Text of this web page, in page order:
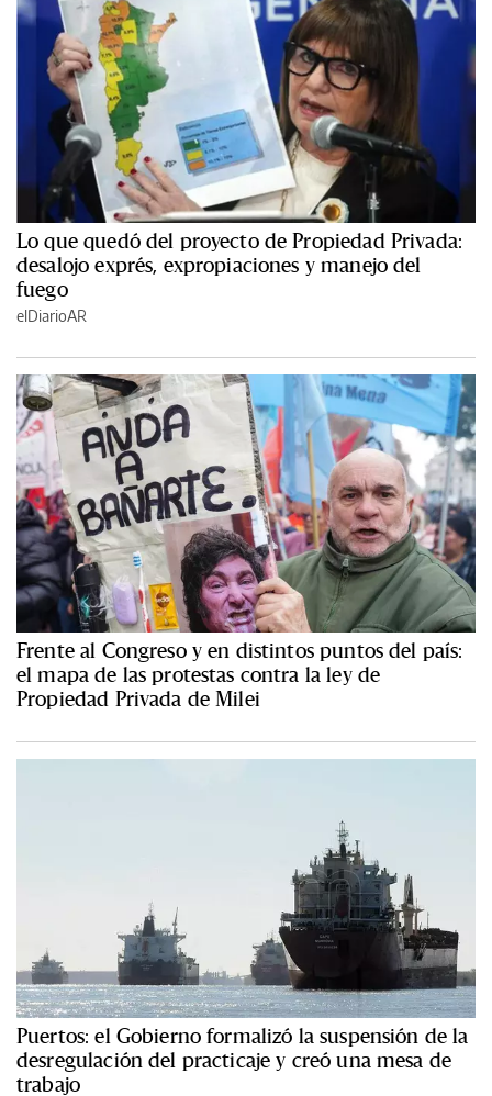
Lo que quedó del proyecto de Propiedad Privada:
desalojo exprés, expropiaciones y manejo del
fuego
elDiarioAR
Frente al Congreso y en distintos puntos del país:
el mapa de las protestas contra la ley de
Propiedad Privada de Milei
Puertos: el Gobierno formalizó la suspensión de la
desregulación del practicaje y creó una mesa de
trabajo